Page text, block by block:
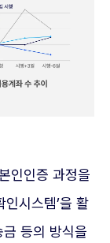
인인증 과정을
시스템’을 활
등의 방식을